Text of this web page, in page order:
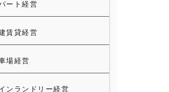
ート経営
賃貸経営
場経営
ンランドリー経営